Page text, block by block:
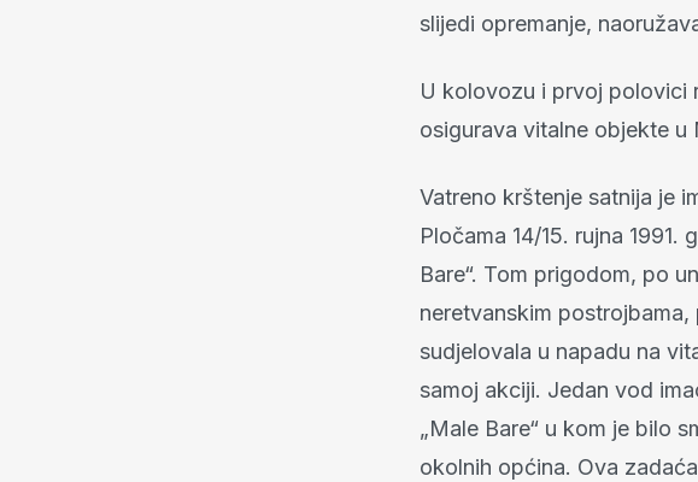
slijedi opremanje,
U kolovozu i prvoj polovici
osigurava vitalne objekte
Vatreno krštenje satnija je
Pločama 14/15. rujna
Bare“. Tom prigodom, po
neretvanskim
sudjelovala u napadu na
samoj akciji. Jedan vod
„Male Bare“ u kom je bilo
okolnih općina. Ova